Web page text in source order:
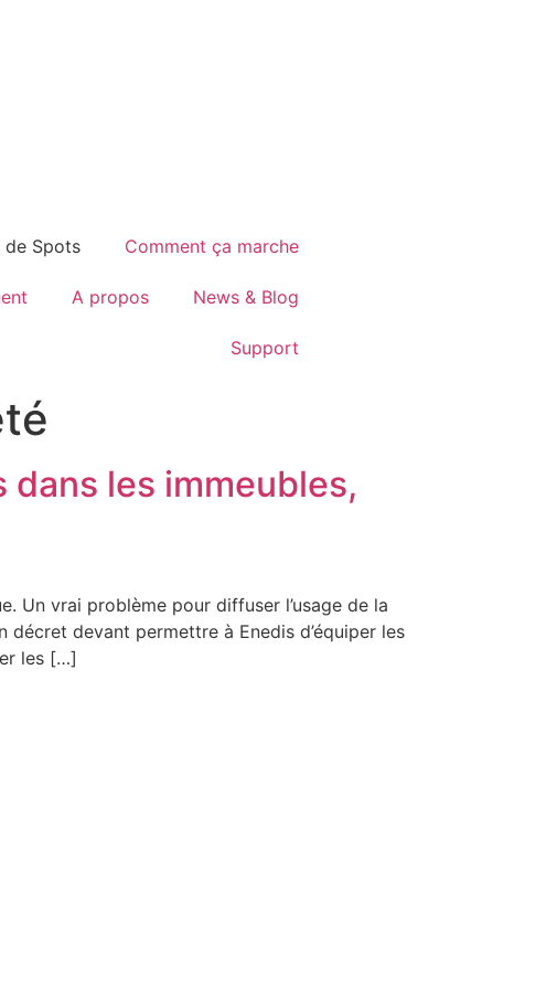
de Spots Comment ça marche
A propos News & Blog
Support
les immeubles,
Un vrai problème pour diffuser l’usage de la
devant permettre à Enedis d’équiper les
les […]